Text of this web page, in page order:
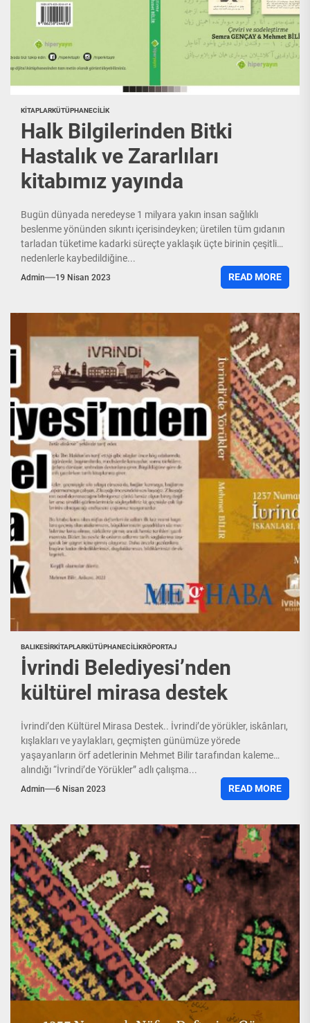
KITAPLARKÜTÜPHANECILIK
Halk Bilgilerinden Bitki
Hastalık ve Zararlıları
kitabımız yayında
Bugün dünyada neredeyse 1 milyara yakın insan sağlıklı
beslenme yönünden sıkıntı içerisindeyken; üretilen tüm gıdanın
tarladan tüketime kadarki süreçte yaklaşık üçte birinin çeşitli
nedenlerle kaybedildiğine...
Admin 19 Nisan 2023 READ MORE
BALIKESIRKITAPLARKÜTÜPHANECILIKRÖPORTAJ
İvrindi Belediyesi’nden
kültürel mirasa destek
İvrindi’den Kültürel Mirasa Destek.. İvrindi’de yörükler, iskânları,
kışlakları ve yaylakları, geçmişten günümüze yörede
yaşayanların örf adetlerinin Mehmet Bilir tarafından kaleme
alındığı “İvrindi’de Yörükler” adlı çalışma...
Admin 6 Nisan 2023 READ MORE